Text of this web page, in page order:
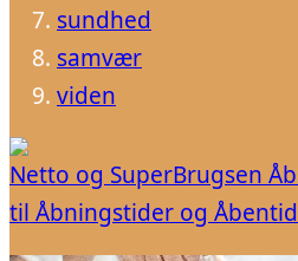
sundhed
samvær
viden
Netto og SuperBrugsen
til Åbningstider og